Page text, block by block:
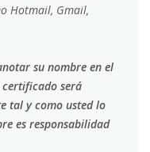
Hotmail, Gmail,
su nombre en el
certificado será
tal y como usted lo
es responsabilidad